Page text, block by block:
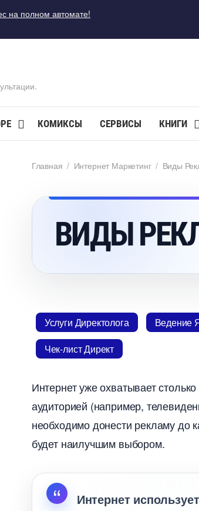
на полном автомате!
КОМИКСЫ СЕРВИСЫ КНИГИ
Главная / Интернет Маркетин/ иды
ИДЫ
Услуги Директолога едение
Чек-лист Директ
Интернет уже охватывает
аудиторией (например,
необходимо донести рекламу до
удет наилучшим выбором.
Интернет